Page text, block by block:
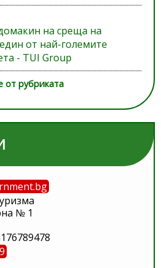
на среща на
от най-големите
- TUI Group
от рубриката
№ 1